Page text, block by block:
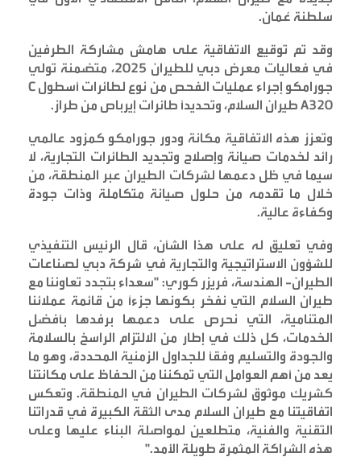
سلطنة عُمان.
وقد تم توقيع الاتفاقية على هامش مشاركة الطرفين
في فعاليات معرض دبي للطيران 2025، متضمنة تولي
جورامكو إجراء عمليات الفحص من نوع لطائرات أسطول
طيران السلام، وتحديداً طائرات إيرباص من طرازA320.
وتعزز هذه الاتفاقية مكانة ودور جورامكو كمزود عالمي
رائد لخدمات صيانة وإصلاح وتجديد الطائرات التجارية، لا
سيما في ظل دعمها لشركات الطيران عبر المنطقة، من
خلال ما تقدمه من حلول صيانة متكاملة وذات جودة
وكفاءة عالية.
وفي تعليق له على هذا الشأن، قال الرئيس التنفيذي
للشؤون الاستراتيجية والتجارية في شركة دبي لصناعات
الطيران- الهندسة، فريزر كوري: "سعداء بتجدد تعاوننا مع
طيران السلام التي نفخر بكونها جزءاً من قائمة عملائنا
المتنامية، التي نحرص على دعمها برفدها بأفضل
الخدمات، كل ذلك في إطار من الالتزام الراسخ بالسلامة
والجودة والتسليم وفقاً للجداول الزمنية المحددة، وهو ما
يعد من أهم العوامل التي تمكننا من الحفاظ على مكانتنا
كشريك موثوق لشركات الطيران في المنطقة. وتعكس
اتفاقيتنا مع طيران السلام مدى الثقة الكبيرة في قدراتنا
التقنية والفنية، متطلعين لمواصلة البناء عليها وعلى
هذه الشراكة المثمرة طويلة الأمد."